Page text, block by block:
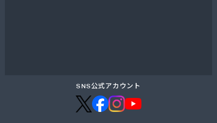
日東瓦斯株式会社 南河内営業所
日本ガス株式会社 宇都宮営業所
SNS公式アカウント